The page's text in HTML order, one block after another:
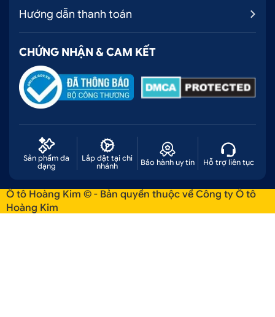
Hướng dẫn thanh toán
CHỨNG NHẬN & CAM KẾT
Sản phẩm đa
dạng
Lắp đặt tại chi
nhánh
Bảo hành uy tín Hỗ trợ liên tục
Ô tô Hoàng Kim © - Bản quyền thuộc về Công ty Ô tô
Hoàng Kim